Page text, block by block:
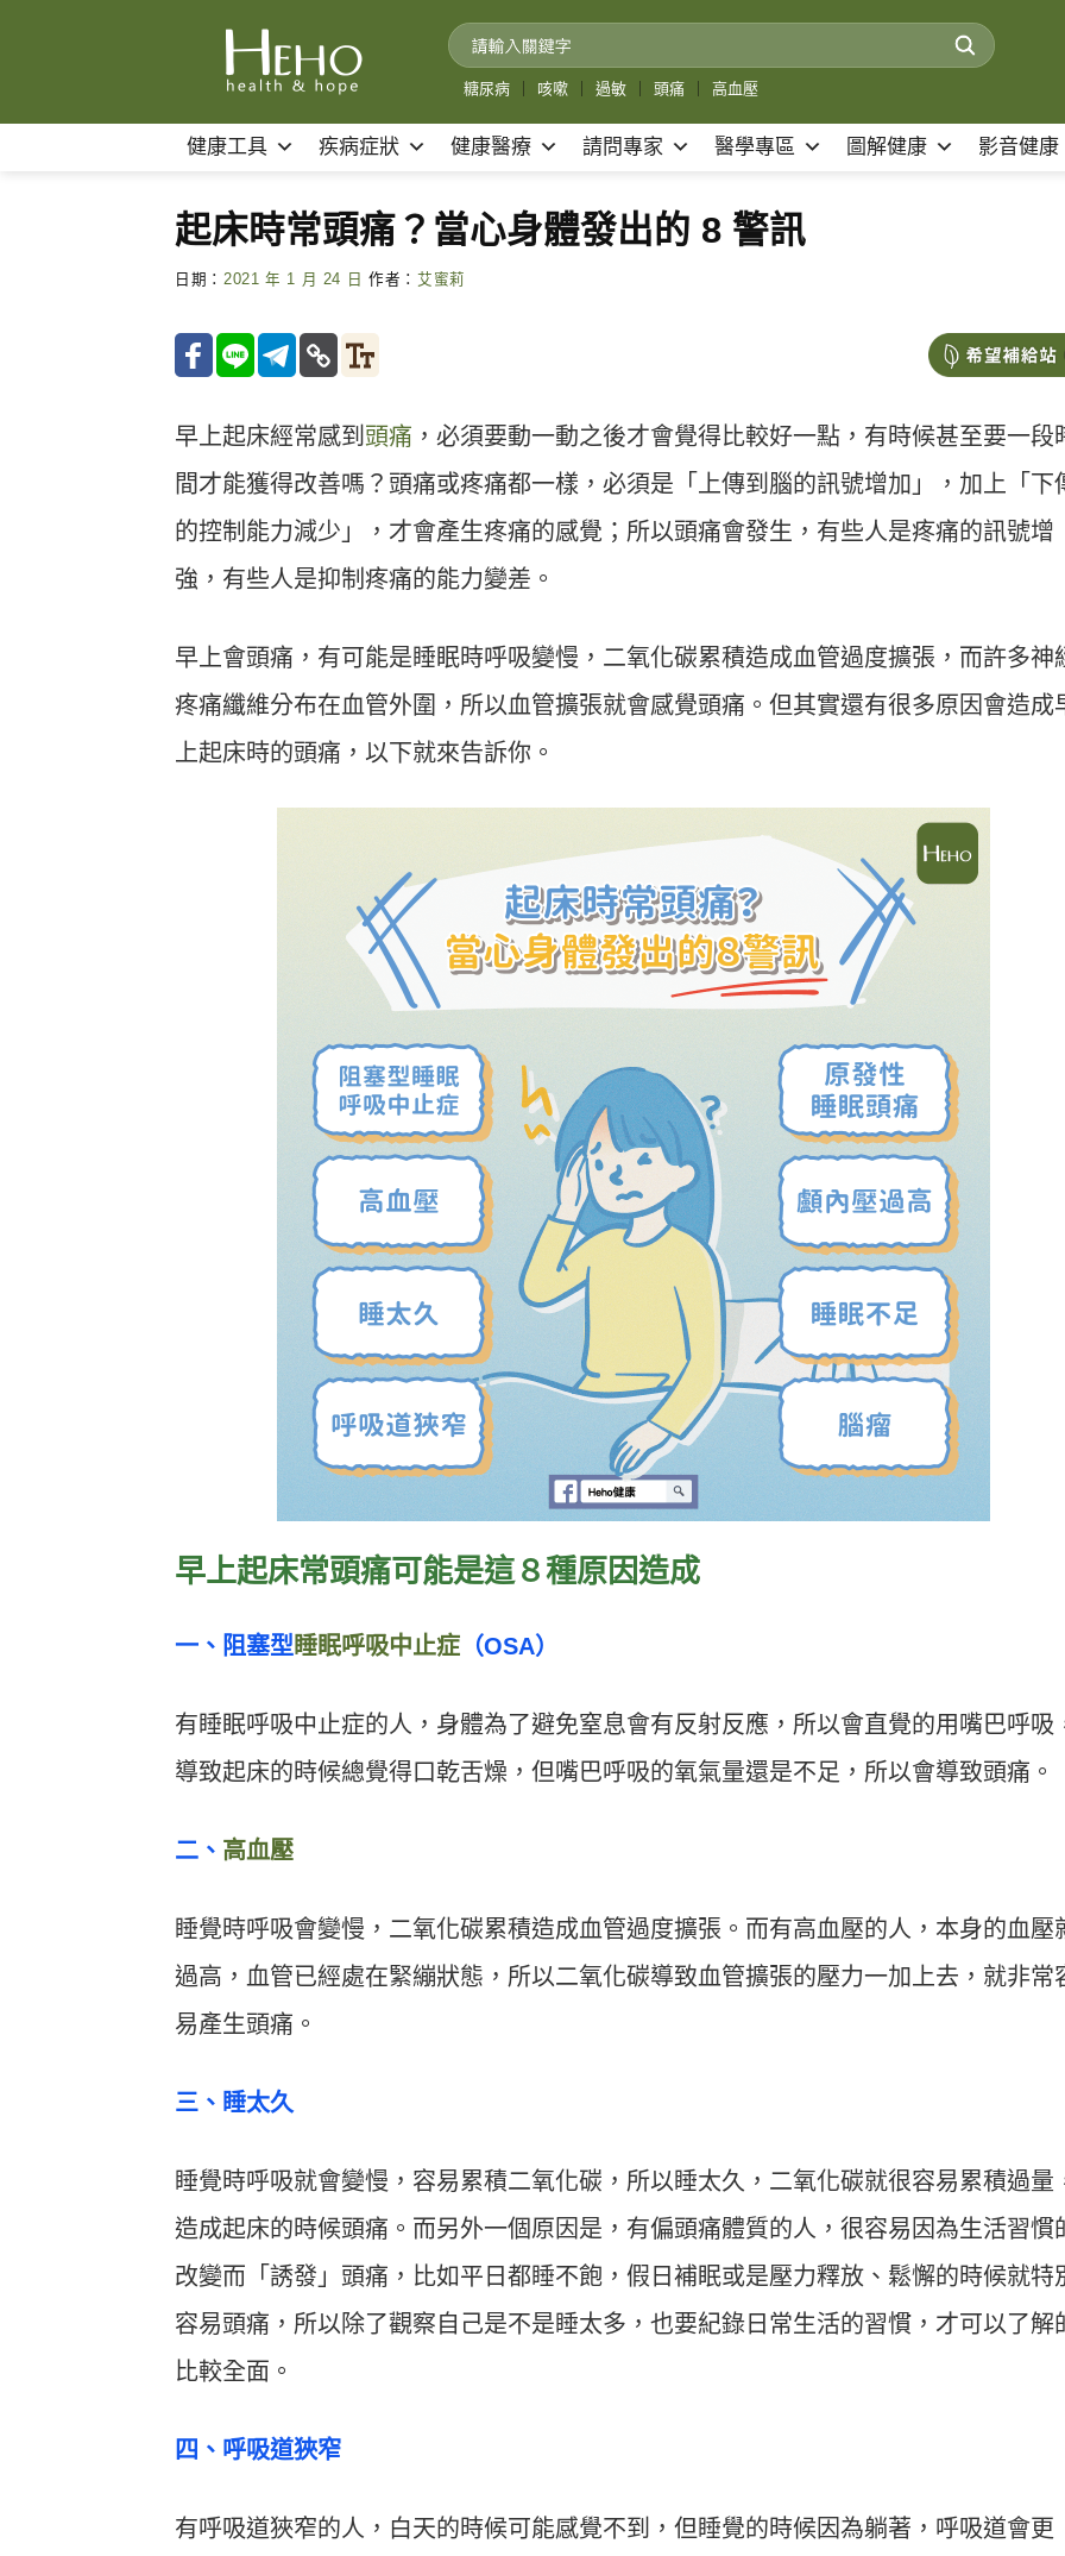
糖尿病 咳嗽 過敏 頭痛 高血壓
健康工具 疾病症狀 健康醫療 請問專家 醫學專區 圖解健康 影音健康
起床時常頭痛？當心身體發出的 8 警訊
日期： 2021 年 1 月 24 日 作者： 艾蜜莉
早上起床經常感到 頭痛 ，必須要動一動之後才會覺得比較好一點，有時候甚至要一段
間才能獲得改善嗎？頭痛或疼痛都一樣，必須是「上傳到腦的訊號增加」，加上「下
的控制能力減少」，才會產生疼痛的感覺；所以頭痛會發生，有些人是疼痛的訊號增
強，有些人是抑制疼痛的能力變差。
早上會頭痛，有可能是睡眠時呼吸變慢，二氧化碳累積造成血管過度擴張，而許多神
疼痛纖維分布在血管外圍，所以血管擴張就會感覺頭痛。但其實還有很多原因會造成
上起床時的頭痛，以下就來告訴你。
早上起床常頭痛可能是這８種原因造成
一、阻塞型睡眠呼吸中止症 （OSA）
有睡眠呼吸中止症的人，身體為了避免窒息會有反射反應，所以會直覺的用嘴巴呼吸
導致起床的時候總覺得口乾舌燥，但嘴巴呼吸的氧氣量還是不足，所以會導致頭痛。
二、 高血壓
睡覺時呼吸會變慢，二氧化碳累積造成血管過度擴張。而有高血壓的人，本身的血壓
過高，血管已經處在緊繃狀態，所以二氧化碳導致血管擴張的壓力一加上去，就非常
易產生頭痛。
三、睡太久
睡覺時呼吸就會變慢，容易累積二氧化碳，所以睡太久，二氧化碳就很容易累積過量
造成起床的時候頭痛。而另外一個原因是，有偏頭痛體質的人，很容易因為生活習慣
改變而「誘發」頭痛，比如平日都睡不飽，假日補眠或是壓力釋放、鬆懈的時候就特
容易頭痛，所以除了觀察自己是不是睡太多，也要紀錄日常生活的習慣，才可以了解
比較全面。
四、呼吸道狹窄
有呼吸道狹窄的人，白天的時候可能感覺不到，但睡覺的時候因為躺著，呼吸道會更